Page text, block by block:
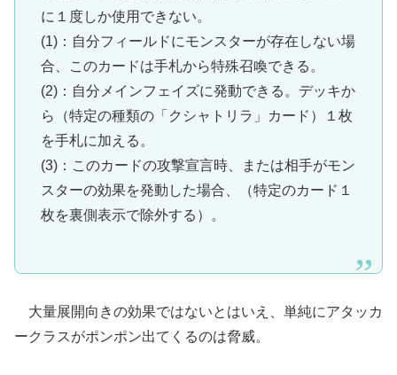
に１度しか使用できない。
(1)：自分フィールドにモンスターが存在しない場
合、このカードは手札から特殊召喚できる。
(2)：自分メインフェイズに発動できる。デッキか
ら（特定の種類の「クシャトリラ」カード）１枚
を手札に加える。
(3)：このカードの攻撃宣言時、または相手がモン
スターの効果を発動した場合、（特定のカード１
枚を裏側表示で除外する）。
大量展開向きの効果ではないとはいえ、単純にアタッカ
ークラスがポンポン出てくるのは脅威。